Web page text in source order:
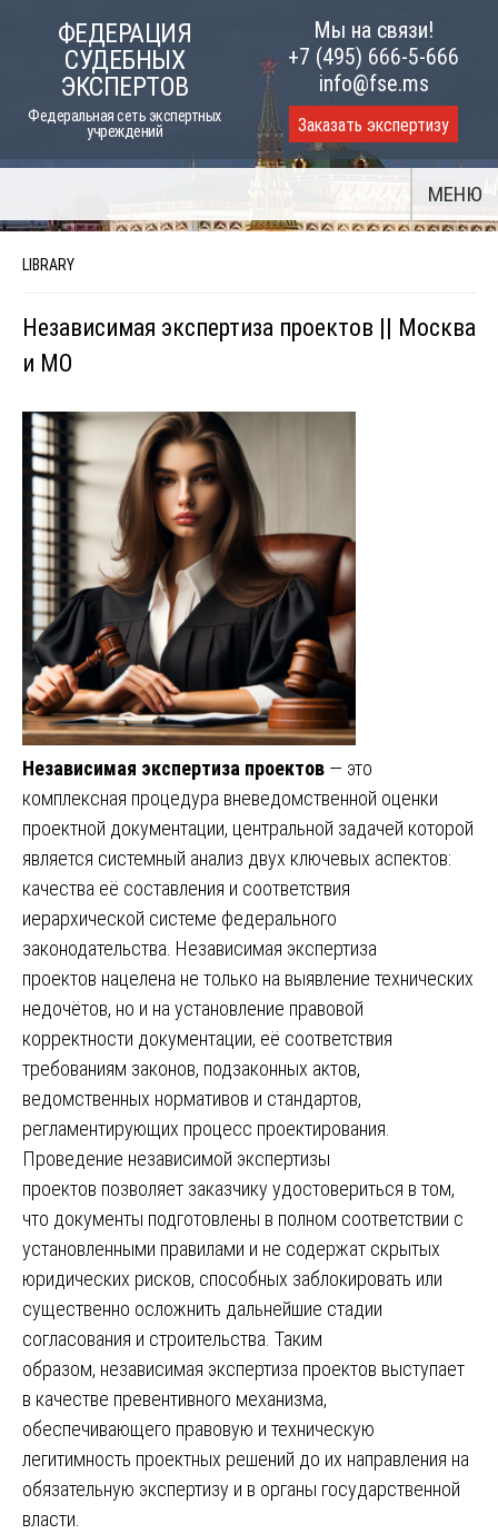
ФЕДЕРАЦИЯ
СУДЕБНЫХ
ЭКСПЕРТОВ
Федеральная сеть экспертных
учреждений
Мы на связи!
+7 (495) 666-5-666
info@fse.ms
Заказать экспертизу
МЕНЮ
LIBRARY
Независимая экспертиза проектов || Москва
и МО
Независимая экспертиза проектов — это
комплексная процедура вневедомственной оценки
проектной документации, центральной задачей которой
является системный анализ двух ключевых аспектов:
качества её составления и соответствия
иерархической системе федерального
законодательства. Независимая экспертиза
проектов нацелена не только на выявление технических
недочётов, но и на установление правовой
корректности документации, её соответствия
требованиям законов, подзаконных актов,
ведомственных нормативов и стандартов,
регламентирующих процесс проектирования.
Проведение независимой экспертизы
проектов позволяет заказчику удостовериться в том,
что документы подготовлены в полном соответствии с
установленными правилами и не содержат скрытых
юридических рисков, способных заблокировать или
существенно осложнить дальнейшие стадии
согласования и строительства. Таким
образом, независимая экспертиза проектов выступает
в качестве превентивного механизма,
обеспечивающего правовую и техническую
легитимность проектных решений до их направления на
обязательную экспертизу и в органы государственной
власти.